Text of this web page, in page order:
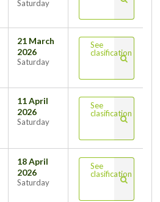
Saturday
21 March
2026
Saturday
See
clasification
11 April
2026
Saturday
See
clasification
18 April
2026
Saturday
See
clasification